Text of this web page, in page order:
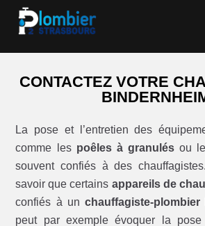
CONTACTEZ VOTRE
La pose et l’entretien des
comme les poêles à granulés ou
souvent confiés à des
savoir que certains appareils de
confiés à unchauffagiste-plombier
peut par exemple évoquer la pose